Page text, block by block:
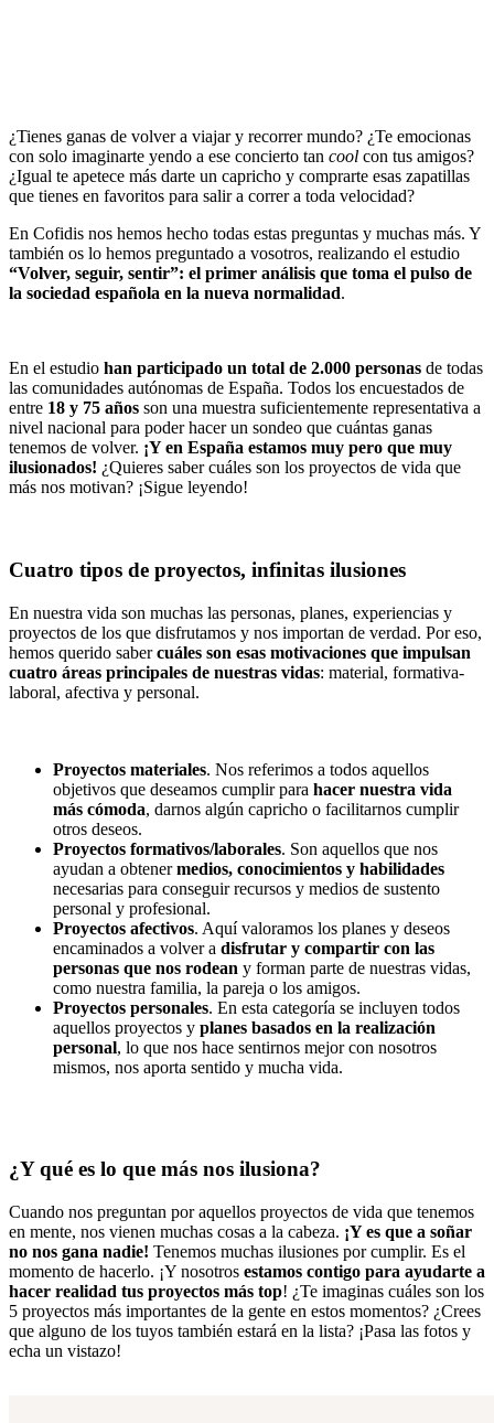
¿Tienes ganas de volver a viajar y recorrer mundo? ¿Te emocionas
con solo imaginarte yendo a ese concierto tan cool con tus amigos?
¿Igual te apetece más darte un capricho y comprarte esas zapatillas
que tienes en favoritos para salir a correr a toda velocidad?
En Cofidis nos hemos hecho todas estas preguntas y muchas más. Y
también os lo hemos preguntado a vosotros, realizando el estudio
“Volver, seguir, sentir”: el primer análisis que toma el pulso de
la sociedad española en la nueva normalidad.
En el estudio han participado un total de 2.000 personas de todas
las comunidades autónomas de España. Todos los encuestados de
entre 18 y 75 años son una muestra suficientemente representativa a
nivel nacional para poder hacer un sondeo que cuántas ganas
tenemos de volver. ¡Y en España estamos muy pero que muy
ilusionados! ¿Quieres saber cuáles son los proyectos de vida que
más nos motivan? ¡Sigue leyendo!
Cuatro tipos de proyectos, infinitas ilusiones
En nuestra vida son muchas las personas, planes, experiencias y
proyectos de los que disfrutamos y nos importan de verdad. Por eso,
hemos querido sabercuáles son esas motivaciones que impulsan
cuatro áreas principales de nuestras vidas: material, formativa-
laboral, afectiva y personal.
Proyectos materiales. Nos referimos a todos aquellos
objetivos que deseamos cumplir para hacer nuestra vida
más cómoda, darnos algún capricho o facilitarnos cumplir
otros deseos.
Proyectos formativos/laborales. Son aquellos que nos
ayudan a obtenermedios, conocimientos y habilidades
necesarias para conseguir recursos y medios de sustento
personal y profesional.
Proyectos afectivos. Aquí valoramos los planes y deseos
encaminados a volver a disfrutar y compartir con las
personas que nos rodean y forman parte de nuestras vidas,
como nuestra familia, la pareja o los amigos.
Proyectos personales. En esta categoría se incluyen todos
aquellos proyectos y planes basados en la realización
personal, lo que nos hace sentirnos mejor con nosotros
mismos, nos aporta sentido y mucha vida.
¿Y qué es lo que más nos ilusiona?
Cuando nos preguntan por aquellos proyectos de vida que tenemos
en mente, nos vienen muchas cosas a la cabeza. ¡Y es que a soñar
no nos gana nadie! Tenemos muchas ilusiones por cumplir. Es el
momento de hacerlo. ¡Y nosotros estamos contigo para ayudarte a
hacer realidad tus proyectos más top! ¿Te imaginas cuáles son los
5 proyectos más importantes de la gente en estos momentos? ¿Crees
que alguno de los tuyos también estará en la lista? ¡Pasa las fotos y
echa un vistazo!